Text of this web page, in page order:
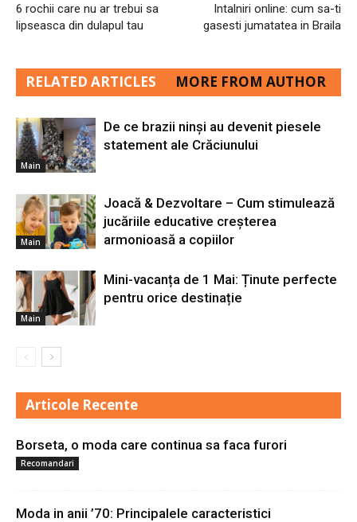
6 rochii care nu ar trebui sa
lipseasca din dulapul tau
Intalniri online: cum sa-ti
gasesti jumatatea in Braila
RELATED ARTICLES MORE FROM AUTHOR
Main
De ce brazii ninși au devenit piesele
statement ale Crăciunului
Main
Joacă & Dezvoltare – Cum stimulează
jucăriile educative creșterea
armonioasă a copiilor
Main
Mini-vacanța de 1 Mai: Ținute perfecte
pentru orice destinație
Articole Recente
Borseta, o moda care continua sa faca furori
Recomandari
Moda in anii ’70: Principalele caracteristici